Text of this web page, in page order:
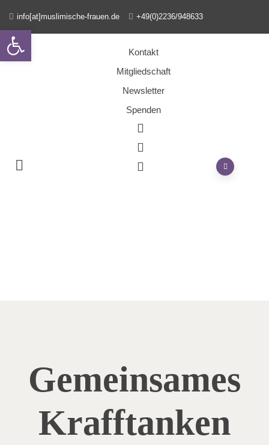
info[at]muslimische-frauen.de +49(0)2236/948633
Kontakt
Mitgliedschaft
Newsletter
Spenden
Gemeinsames
Krafftanken
Open toolbar